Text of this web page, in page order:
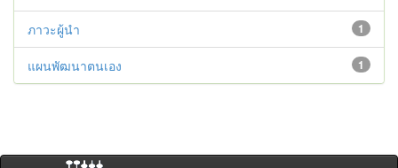
1
ภาวะผู้นำ
1
แผนพัฒนาตนเอง